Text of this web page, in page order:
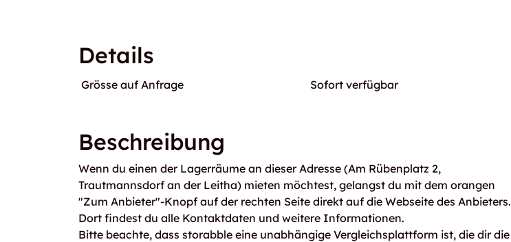
Details
Grösse auf Anfrage Sofort verfügbar
Beschreibung
Wenn du einen der Lagerräume an dieser Adresse (Am Rübenplatz 2,
Trautmannsdorf an der Leitha) mieten möchtest, gelangst du mit dem orangen
"Zum Anbieter"-Knopf auf der rechten Seite direkt auf die Webseite des Anbieters.
Dort findest du alle Kontaktdaten und weitere Informationen.
Bitte beachte, dass storabble eine unabhängige Vergleichsplattform ist, die dir die